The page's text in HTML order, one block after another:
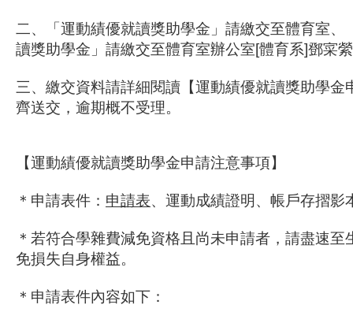
二、「運動績優就讀獎助學金」請繳交至體育室、
讀獎助學金」請繳交至體育室辦公室[體育系]鄧寀
三、繳交資料請詳細閱讀【運動績優就讀獎助學金
齊送交，逾期概不受理。
【運動績優就讀獎助學金申請注意事項】
＊申請表件： 申請表、運動成績證明、帳戶存摺影
＊若符合學雜費減免資格且尚未申請者，請盡速至
免損失自身權益。
＊申請表件內容如下：